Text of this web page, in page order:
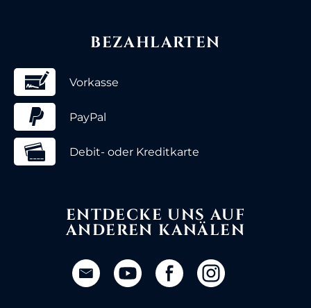
BEZAHLARTEN
Vorkasse
PayPal
Debit- oder Kreditkarte
ENTDECKE UNS AUF
ANDEREN KANÄLEN